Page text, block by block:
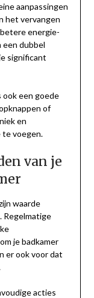
aanpassingen
het vervangen
energie-
dubbel
significant
ook een goede
of
en
te voegen.
van je
waarde
Regelmatige
je badkamer
er ook voor dat
acties